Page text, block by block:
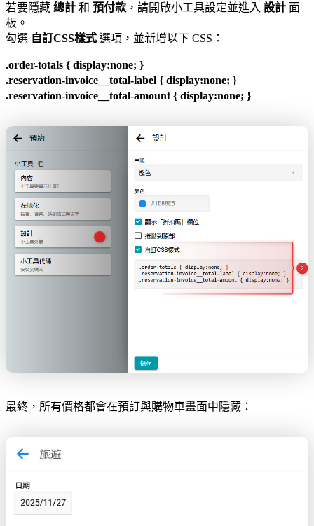
若要隱藏 總計 和 預付款 ，請開啟小工具設定並進入 設計 面
板。
勾選 自訂CSS樣式 選項，並新增以下 CSS：
.order-totals { display:none; }
.reservation-invoice__total-label { display:none; }
.reservation-invoice__total-amount { display:none; }
最終，所有價格都會在預訂與購物車畫面中隱藏：